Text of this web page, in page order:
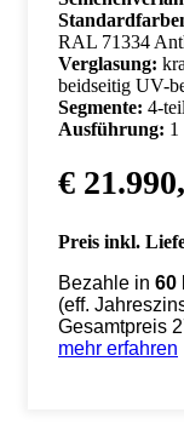
RAL 71334
Verglasung:
beidseitig UV-
Segmente: 4-
Ausführung: 1
€
Preis inkl.
Bezahle in 60
(eff.
Gesamtpreis
mehr erfahren